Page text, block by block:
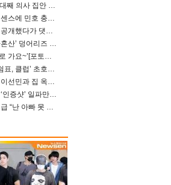
‘중증외상센터’ 하영, 4대째 의사 집안 인증 “증조부, 고종 황제 진료”(옥문아)[어제TV]
류혜영 대학 시절 패션 센스에 민호 충격 “레몬색 레깅스에 다리 없는 줄”(나혼산)
여에스더, 예능서 민낯 공개했다가 댓글에 충격 “눈 왜 저렇게 처졌냐고”(에스더TV)
박나래 이장우 떠난 ‘나혼산’ 덩어리즈 왔다, 1인 1케이크에 팜유 전현무 충격[어제TV]
트와이스 미나 ‘대만으로 가요~’[포토엔HD]
유재석이 달라졌다…‘쉼표, 클럽’ 초호화 코스에 주우재도 감탄 (놀면 뭐하니?)
건물주 구성환, 김신영 이선민과 집 옥상서 41만원 한우 파티 “화력이 성화봉송”(나혼산)
아이유, 전남친 소환한 ‘인증샷’ 일파만파 속…남사친 변우석 선물도 남겼나 ‘훈훈’
고경표, 돌아가신 母 언급 “난 아빠 못 될 듯” 족보 태운 부친 응원 뭉클(나혼산)